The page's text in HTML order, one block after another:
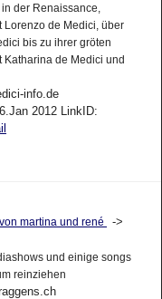
der Renaissance,
Lorenzo de Medici, über
bis zu ihrer gröten
Katharina de Medici und
info.de
2012 LinkID:
martina und rené
->
und einige songs
reinziehen